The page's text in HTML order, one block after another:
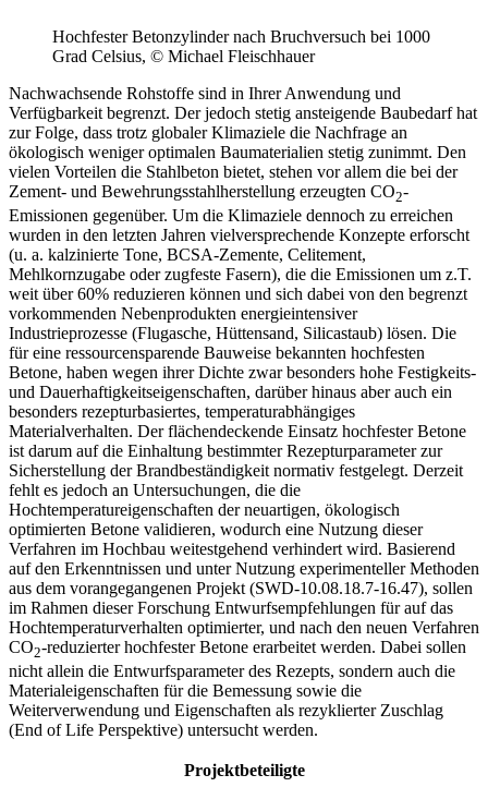
Hochfester Betonzylinder nach Bruchversuch bei 1000
Grad Celsius, © Michael Fleischhauer
Nachwachsende Rohstoffe sind in Ihrer Anwendung und
Verfügbarkeit begrenzt. Der jedoch stetig ansteigende Baubedarf hat
zur Folge, dass trotz globaler Klimaziele die Nachfrage an
ökologisch weniger optimalen Baumaterialien stetig zunimmt. Den
vielen Vorteilen die Stahlbeton bietet, stehen vor allem die bei der
Zement- und Bewehrungsstahlherstellung erzeugten CO2-
Emissionen gegenüber. Um die Klimaziele dennoch zu erreichen
wurden in den letzten Jahren vielversprechende Konzepte erforscht
(u. a. kalzinierte Tone, BCSA-Zemente, Celitement,
Mehlkornzugabe oder zugfeste Fasern), die die Emissionen um z.T.
weit über 60% reduzieren können und sich dabei von den begrenzt
vorkommenden Nebenprodukten energieintensiver
Industrieprozesse (Flugasche, Hüttensand, Silicastaub) lösen. Die
für eine ressourcensparende Bauweise bekannten hochfesten
Betone, haben wegen ihrer Dichte zwar besonders hohe Festigkeits-
und Dauerhaftigkeitseigenschaften, darüber hinaus aber auch ein
besonders rezepturbasiertes, temperaturabhängiges
Materialverhalten. Der flächendeckende Einsatz hochfester Betone
ist darum auf die Einhaltung bestimmter Rezepturparameter zur
Sicherstellung der Brandbeständigkeit normativ festgelegt. Derzeit
fehlt es jedoch an Untersuchungen, die die
Hochtemperatureigenschaften der neuartigen, ökologisch
optimierten Betone validieren, wodurch eine Nutzung dieser
Verfahren im Hochbau weitestgehend verhindert wird. Basierend
auf den Erkenntnissen und unter Nutzung experimenteller Methoden
aus dem vorangegangenen Projekt (SWD-10.08.18.7-16.47), sollen
im Rahmen dieser Forschung Entwurfsempfehlungen für auf das
Hochtemperaturverhalten optimierter, und nach den neuen Verfahren
CO2-reduzierter hochfester Betone erarbeitet werden. Dabei sollen
nicht allein die Entwurfsparameter des Rezepts, sondern auch die
Materialeigenschaften für die Bemessung sowie die
Weiterverwendung und Eigenschaften als rezyklierter Zuschlag
(End of Life Perspektive) untersucht werden.
Projektbeteiligte